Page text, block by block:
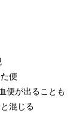
便
便が出ることも
混じる